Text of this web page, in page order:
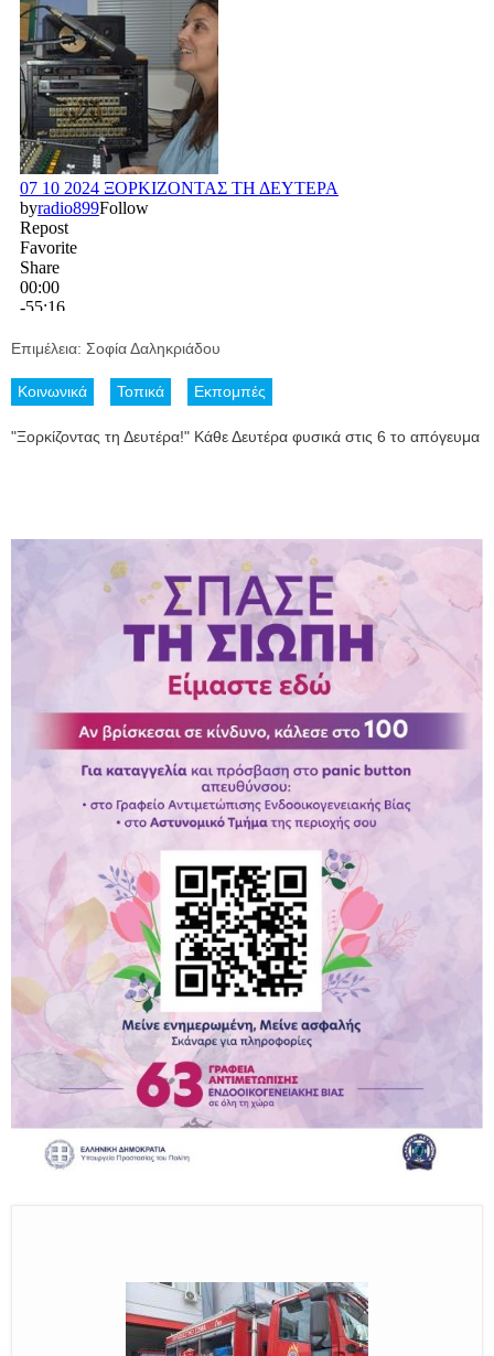
Επιμέλεια: Σοφία Δαληκριάδου
Κοινωνικά Τοπικά Εκπομπές
"Ξορκίζοντας τη Δευτέρα!" Κάθε Δευτέρα φυσικά στις 6 το απόγευμα
Ο Μύθος της Ξάνθης